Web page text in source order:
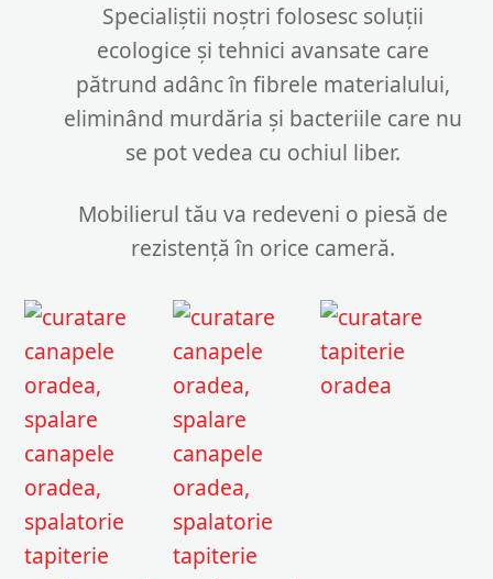
Specialiștii noștri folosesc soluții
ecologice și tehnici avansate care
pătrund adânc în fibrele materialului,
eliminând murdăria și bacteriile care nu
se pot vedea cu ochiul liber.
Mobilierul tău va redeveni o piesă de
rezistență în orice cameră.